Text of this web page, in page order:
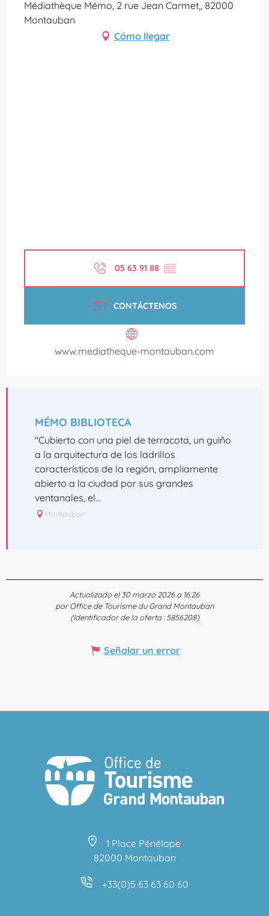
Médiathèque Mémo, 2 rue Jean Carmet,, 82000
Montauban
Cómo llegar
05 63 91 88 ▒▒
CONTÁCTENOS
www.mediatheque-montauban.com
MÉMO BIBLIOTECA
"Cubierto con una piel de terracota, un guiño
a la arquitectura de los ladrillos
característicos de la región, ampliamente
abierto a la ciudad por sus grandes
ventanales, el...
Montauban
Actualizado el 30 marzo 2026 a 16:26
por Office de Tourisme du Grand Montauban
(Identificador de la oferta :5856208)
Señalar un error
1 Place Pénélope
82000 Montauban
+33(0)5 63 63 60 60